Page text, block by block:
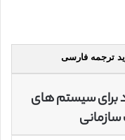
ترجمه فارسی
برای سیستم های
سازمانی